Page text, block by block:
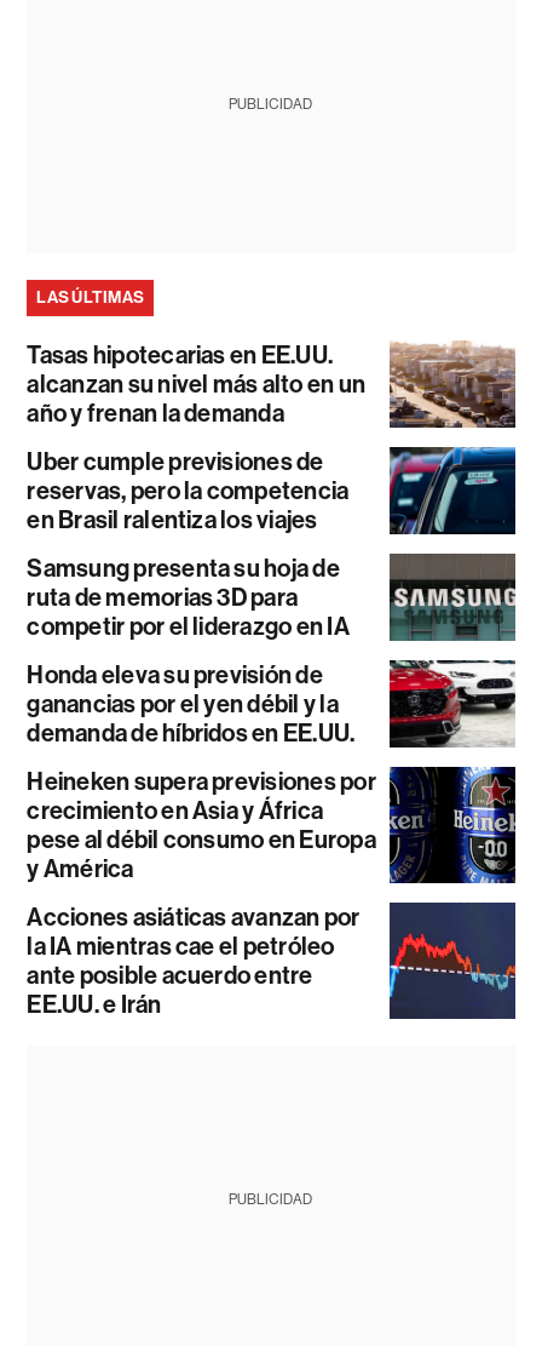
PUBLICIDAD
LAS ÚLTIMAS
Tasas hipotecarias en EE.UU.
alcanzan su nivel más alto en un
año y frenan la demanda
Uber cumple previsiones de
reservas, pero la competencia
en Brasil ralentiza los viajes
Samsung presenta su hoja de
ruta de memorias 3D para
competir por el liderazgo en IA
Honda eleva su previsión de
ganancias por el yen débil y la
demanda de híbridos en EE.UU.
Heineken supera previsiones por
crecimiento en Asia y África
pese al débil consumo en Europa
y América
Acciones asiáticas avanzan por
la IA mientras cae el petróleo
ante posible acuerdo entre
EE.UU. e Irán
PUBLICIDAD